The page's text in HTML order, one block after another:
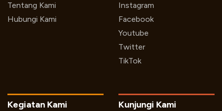
Tentang Kami
Hubungi Kami
Instagram
Facebook
Youtube
Twitter
TikTok
Kegiatan Kami Kunjungi Kami